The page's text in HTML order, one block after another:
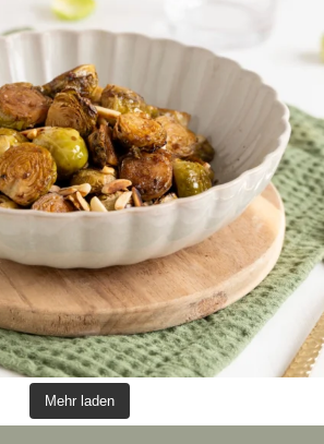
Mehr laden